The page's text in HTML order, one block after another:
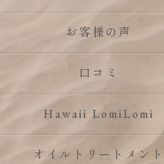
お客様の声
口コミ
Hawaii LomiLomi
オイルトリートメント